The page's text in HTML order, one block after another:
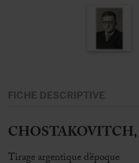
FICHE DESCRIPTIVE
CHOSTAKOVITCH,
Tirage argentique d’époque